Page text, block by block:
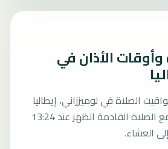
الأذان في
الصلاة في لوميززاني، إيطاليا
حسب التوقيت المحلي، مع الصلاة القادمة الظهر عند 13:24
العشاء.